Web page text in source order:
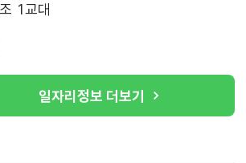
1교대
일자리정보 더보기